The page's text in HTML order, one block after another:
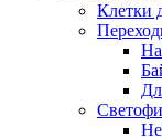
Клетки